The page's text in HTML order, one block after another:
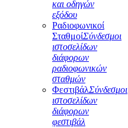
και οδηγών
εξόδου
Ραδιοφωνικοί
ΣταθμοίΣύνδεσμοι
ιστοσελίδων
διάφορων
ραδιοφωνικών
σταθμών
ΦεστιβάλΣύνδεσμοι
ιστοσελίδων
διάφορων
φεστιβάλ